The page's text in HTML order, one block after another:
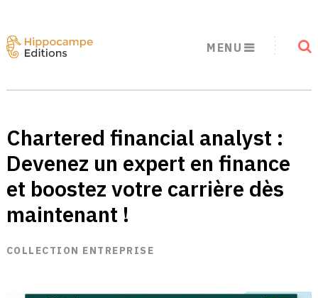
MENU
Chartered financial analyst :
Devenez un expert en finance
et boostez votre carrière dès
maintenant !
COLLECTION ENTREPRISE